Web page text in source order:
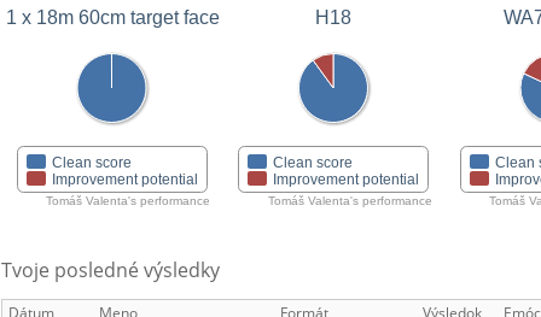
1 x 18m 60cm target face
Clean score
Improvement potential
Tomáš Valenta's performance
H18
Clean score
Improvement potential
Tomáš Valenta's performance
Clean
Tomáš
Tvoje posledné výsledky
Dátum Meno Formát Výsledok